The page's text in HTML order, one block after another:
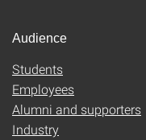
Audience
Students
Employees
Alumni and supporters
Industry